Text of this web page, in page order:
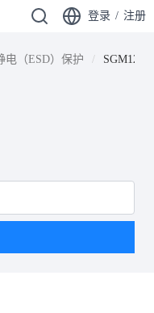
登录 / 注册
电（ESD）保护